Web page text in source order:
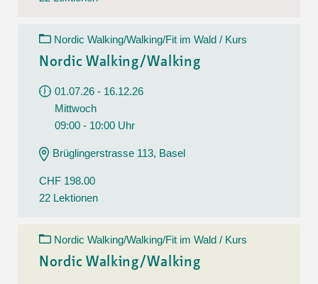
Nordic Walking/Walking/Fit im Wald / Kurs
Nordic Walking/Walking
01.07.26 - 16.12.26
Mittwoch
09:00 - 10:00 Uhr
Brüglingerstrasse 113, Basel
CHF 198.00
22 Lektionen
Nordic Walking/Walking/Fit im Wald / Kurs
Nordic Walking/Walking